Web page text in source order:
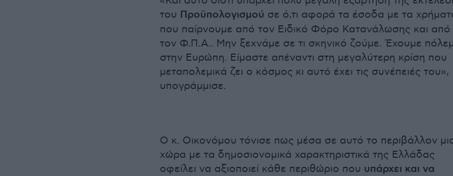
του Προϋπολογισμού σε ό,τι αφορά τα έσοδα με τα
που παίρνουμε από τον Ειδικό Φόρο Κατανάλωσης και από
τον Φ.Π.Α.. Μην ξεχνάμε σε τι σκηνικό ζούμε. Έχουμε
στην Ευρώπη. Είμαστε απέναντι στη μεγαλύτερη κρίση που
μεταπολεμικά ζει ο κόσμος κι αυτό έχει τις συνέπειές του»,
υπογράμμισε.
Ο κ. Οικονόμου τόνισε πως μέσα σε αυτό το περιβάλλον
χώρα με τα δημοσιονομικά χαρακτηριστικά της Ελλάδας
οφείλει να αξιοποιεί κάθε περιθώριο που υπάρχει και να